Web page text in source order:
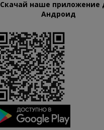
Скачай наше приложение
Андроид